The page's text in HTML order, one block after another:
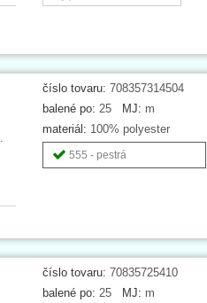
číslo tovaru: 708357314504
balené po: 25 MJ: m
materiál: 100% polyester
555 - pestrá
číslo tovaru: 70835725410
balené po: 25 MJ: m